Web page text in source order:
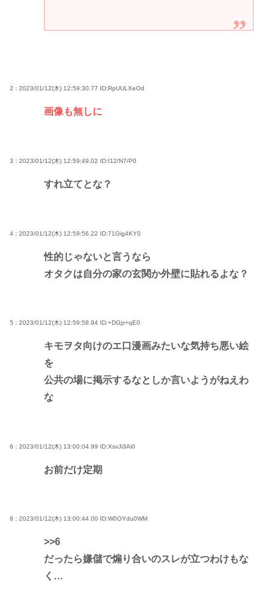
2 : 2023/01/12(木) 12:59:30.77 ID:RpUULXeOd
画像も無しに
3 : 2023/01/12(木) 12:59:49.02 ID:I12/N7/P0
すれ立てとな？
4 : 2023/01/12(木) 12:59:56.22 ID:71Gig4KY0
性的じゃないと言うなら
オタクは自分の家の玄関か外壁に貼れるよな？
5 : 2023/01/12(木) 12:59:58.94 ID:+DGjz+qE0
キモヲタ向けのエ口漫画みたいな気持ち悪い絵
を
公共の場に掲示するなとしか言いようがねえわ
な
6 : 2023/01/12(木) 13:00:04.99 ID:XsvJi3Ai0
お前だけ定期
8 : 2023/01/12(木) 13:00:44.00 ID:W0OYdu0WM
>>6
だったら嫌儲で煽り合いのスレが立つわけもな
く…